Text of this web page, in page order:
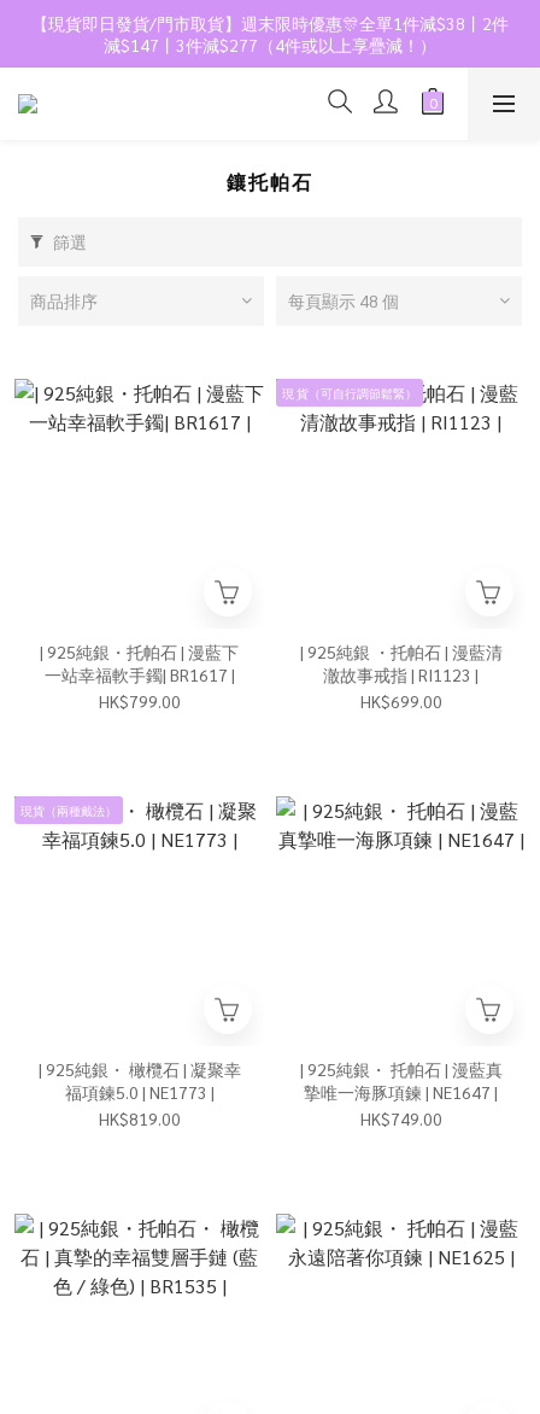
【現貨即日發貨/門市取貨】週末限時優惠🎊全單1件減$38丨2件
減$147丨3件減$277（4件或以上享疊減！）
鑲托帕石
篩選
商品排序 每頁顯示 48 個
| 925純銀・托帕石 | 漫藍下
一站幸福軟手鐲| BR1617 |
HK$799.00
現 貨（可自行調節鬆緊）
| 925純銀 ・托帕石 | 漫藍清
澈故事戒指 | RI1123 |
HK$699.00
現貨（兩種戴法）
| 925純銀・ 橄欖石 | 凝聚幸
福項鍊5.0 | NE1773 |
HK$819.00
| 925純銀・ 托帕石 | 漫藍真
摯唯一海豚項鍊 | NE1647 |
HK$749.00